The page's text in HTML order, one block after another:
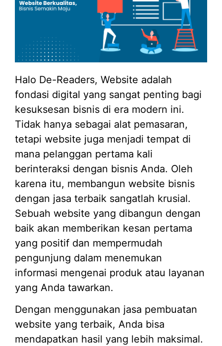
Halo De-Readers, Website adalah
fondasi digital yang sangat penting bagi
kesuksesan bisnis di era modern ini.
Tidak hanya sebagai alat pemasaran,
tetapi website juga menjadi tempat di
mana pelanggan pertama kali
berinteraksi dengan bisnis Anda. Oleh
karena itu, membangun website bisnis
dengan jasa terbaik sangatlah krusial.
Sebuah website yang dibangun dengan
baik akan memberikan kesan pertama
yang positif dan mempermudah
pengunjung dalam menemukan
informasi mengenai produk atau layanan
yang Anda tawarkan.
Dengan menggunakan jasa pembuatan
website yang terbaik, Anda bisa
mendapatkan hasil yang lebih maksimal.